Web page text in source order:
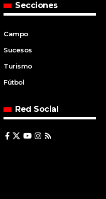
Secciones
Campo
Sucesos
Turismo
Fútbol
Red Social